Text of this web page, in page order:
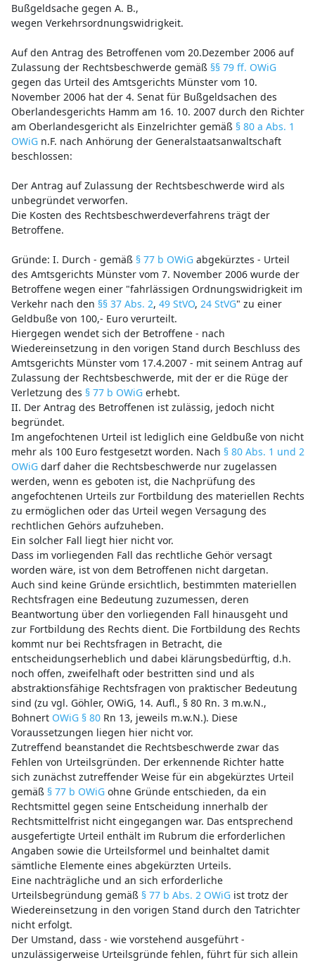
Bußgeldsache gegen A. B.,
wegen Verkehrsordnungswidrigkeit.
Auf den Antrag des Betroffenen vom 20.Dezember 2006 auf
Zulassung der Rechtsbeschwerde gemäß §§ 79 ff. OWiG
gegen das Urteil des Amtsgerichts Münster vom 10.
November 2006 hat der 4. Senat für Bußgeldsachen des
Oberlandesgerichts Hamm am 16. 10. 2007 durch den Richter
am Oberlandesgericht als Einzelrichter gemäß § 80 a Abs. 1
OWiGn.F. nach Anhörung der Generalstaatsanwaltschaft
beschlossen:
Der Antrag auf Zulassung der Rechtsbeschwerde wird als
unbegründet verworfen.
Die Kosten des Rechtsbeschwerdeverfahrens trägt der
Betroffene.
Gründe: I. Durch - gemäß § 77 b OWiGabgekürztes - Urteil
des Amtsgerichts Münster vom 7. November 2006 wurde der
Betroffene wegen einer "fahrlässigen Ordnungswidrigkeit im
Verkehr nach den §§ 37 Abs. 2, 49 StVO, 24 StVG" zu einer
Geldbuße von 100,- Euro verurteilt.
Hiergegen wendet sich der Betroffene - nach
Wiedereinsetzung in den vorigen Stand durch Beschluss des
Amtsgerichts Münster vom 17.4.2007 - mit seinem Antrag auf
Zulassung der Rechtsbeschwerde, mit der er die Rüge der
Verletzung des § 77 b OWiGerhebt.
II. Der Antrag des Betroffenen ist zulässig, jedoch nicht
begründet.
Im angefochtenen Urteil ist lediglich eine Geldbuße von nicht
mehr als 100 Euro festgesetzt worden. Nach § 80 Abs. 1 und 2
OWiGdarf daher die Rechtsbeschwerde nur zugelassen
werden, wenn es geboten ist, die Nachprüfung des
angefochtenen Urteils zur Fortbildung des materiellen Rechts
zu ermöglichen oder das Urteil wegen Versagung des
rechtlichen Gehörs aufzuheben.
Ein solcher Fall liegt hier nicht vor.
Dass im vorliegenden Fall das rechtliche Gehör versagt
worden wäre, ist von dem Betroffenen nicht dargetan.
Auch sind keine Gründe ersichtlich, bestimmten materiellen
Rechtsfragen eine Bedeutung zuzumessen, deren
Beantwortung über den vorliegenden Fall hinausgeht und
zur Fortbildung des Rechts dient. Die Fortbildung des Rechts
kommt nur bei Rechtsfragen in Betracht, die
entscheidungserheblich und dabei klärungsbedürftig, d.h.
noch offen, zweifelhaft oder bestritten sind und als
abstraktionsfähige Rechtsfragen von praktischer Bedeutung
sind (zu vgl. Göhler, OWiG, 14. Aufl., § 80 Rn. 3 m.w.N.,
Bohnert OWiG § 80Rn 13, jeweils m.w.N.). Diese
Voraussetzungen liegen hier nicht vor.
Zutreffend beanstandet die Rechtsbeschwerde zwar das
Fehlen von Urteilsgründen. Der erkennende Richter hatte
sich zunächst zutreffender Weise für ein abgekürztes Urteil
gemäß § 77 b OWiGohne Gründe entschieden, da ein
Rechtsmittel gegen seine Entscheidung innerhalb der
Rechtsmittelfrist nicht eingegangen war. Das entsprechend
ausgefertigte Urteil enthält im Rubrum die erforderlichen
Angaben sowie die Urteilsformel und beinhaltet damit
sämtliche Elemente eines abgekürzten Urteils.
Eine nachträgliche und an sich erforderliche
Urteilsbegründung gemäß § 77 b Abs. 2 OWiGist trotz der
Wiedereinsetzung in den vorigen Stand durch den Tatrichter
nicht erfolgt.
Der Umstand, dass - wie vorstehend ausgeführt -
unzulässigerweise Urteilsgründe fehlen, führt für sich allein